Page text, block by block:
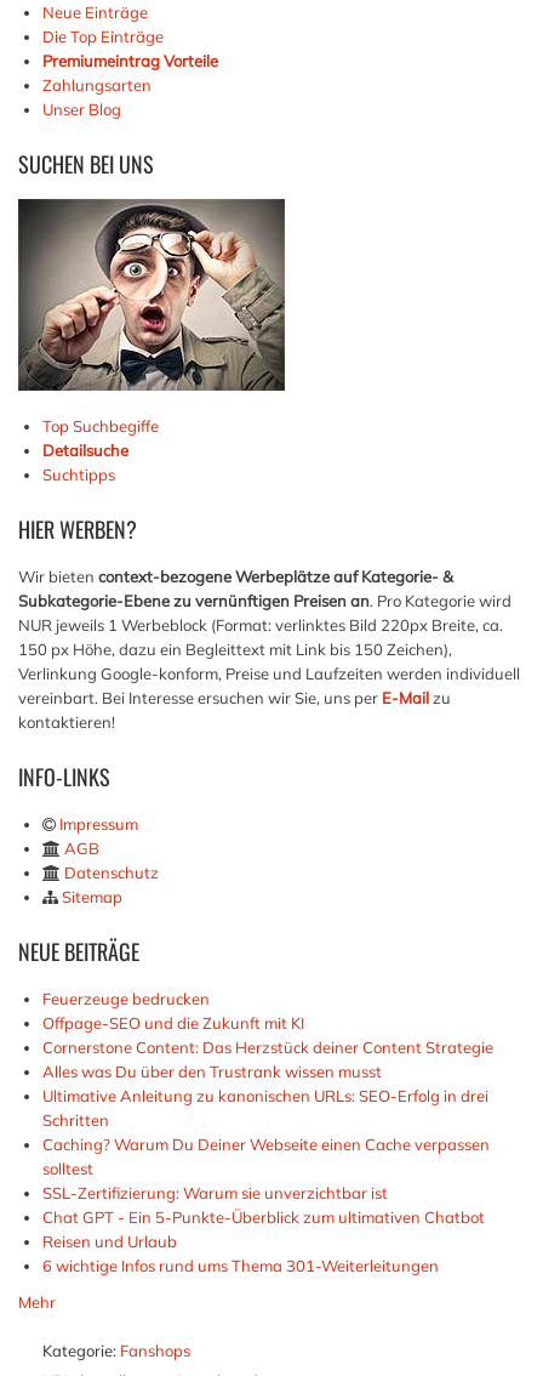
Neue Einträge
Die Top Einträge
Premiumeintrag Vorteile
Zahlungsarten
Unser Blog
SUCHEN BEI UNS
Top Suchbegiffe
Detailsuche
Suchtipps
HIERWERBEN?
Wir bieten context-bezogene Werbeplätze auf Kategorie- &
Subkategorie-Ebene zu vernünftigen Preisen an. Pro Kategorie wird
NUR jeweils 1 Werbeblock (Format: verlinktes Bild 220px Breite, ca.
150 px Höhe, dazu ein Begleittext mit Link bis 150 Zeichen),
Verlinkung Google-konform, Preise und Laufzeiten werden individuell
vereinbart. Bei Interesse ersuchen wir Sie, uns per E-Mailzu
kontaktieren!
INFO-LINKS
Impressum
AGB
Datenschutz
Sitemap
NEUEBEITRÄGE
Feuerzeuge bedrucken
Offpage-SEO und die Zukunft mit KI
Cornerstone Content: Das Herzstück deiner Content Strategie
Alles was Du über den Trustrank wissen musst
Ultimative Anleitung zu kanonischen URLs: SEO-Erfolg in drei
Schritten
Caching? Warum Du Deiner Webseite einen Cache verpassen
solltest
SSL-Zertifizierung: Warum sie unverzichtbar ist
Chat GPT - Ein 5-Punkte-Überblick zum ultimativen Chatbot
Reisen und Urlaub
6 wichtige Infos rund ums Thema 301-Weiterleitungen
Mehr
Kategorie: Fanshops